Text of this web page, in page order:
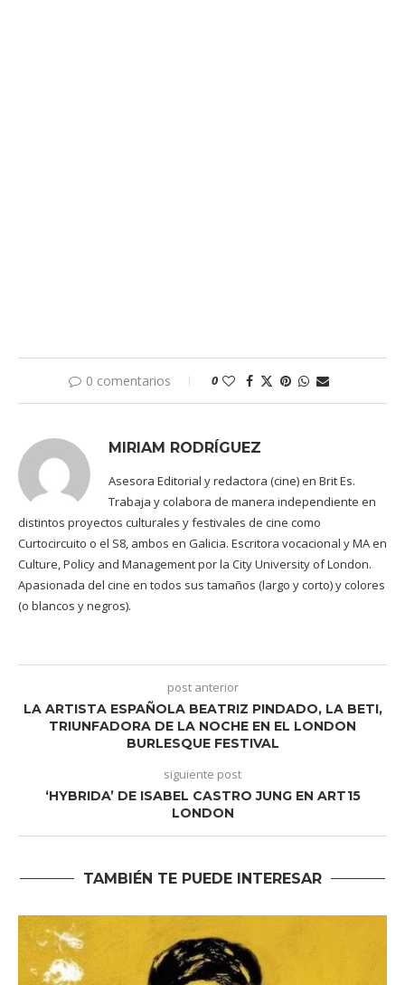
0 comentarios 0
MIRIAM RODRÍGUEZ
Asesora Editorial y redactora (cine) en Brit Es.
Trabaja y colabora de manera independiente en
distintos proyectos culturales y festivales de cine como
Curtocircuito o el S8, ambos en Galicia. Escritora vocacional y MA en
Culture, Policy and Management por la City University of London.
Apasionada del cine en todos sus tamaños (largo y corto) y colores
(o blancos y negros).
post anterior
LA ARTISTA ESPAÑOLA BEATRIZ PINDADO, LA BETI,
TRIUNFADORA DE LA NOCHE EN EL LONDON
BURLESQUE FESTIVAL
siguiente post
‘HYBRIDA’ DE ISABEL CASTRO JUNG EN ART15
LONDON
TAMBIÉN TE PUEDE INTERESAR